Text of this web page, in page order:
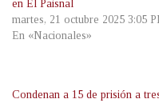
en El Paisnal
martes, 21 octubre 2025 3:05
En «Nacionales»
Condenan a 15 de prisión a